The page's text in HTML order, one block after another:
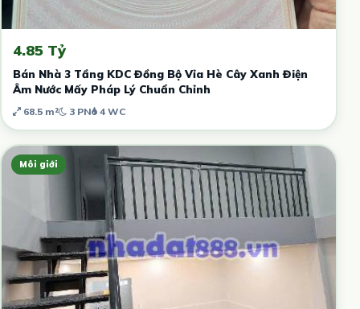
4.85 Tỷ
Bán Nhà 3 Tầng KDC Đồng Bộ Vỉa Hè Cây Xanh Điện
Âm Nước Mấy Pháp Lý Chuẩn Chỉnh
68.5 m² 3 PN 4 WC
Môi giới